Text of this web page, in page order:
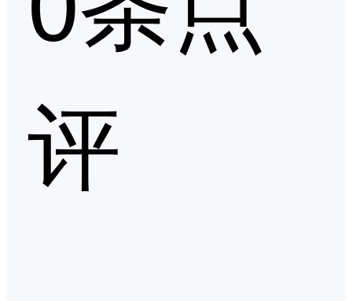
评